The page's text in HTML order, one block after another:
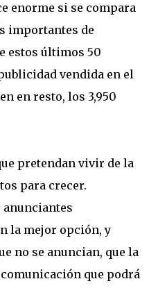
enorme si se compara
importantes de
estos últimos 50
vendida en el
en resto, los 3,950
pretendan vivir de la
para crecer.
anunciantes
la mejor opción, y
no se anuncian, que la
que podrá